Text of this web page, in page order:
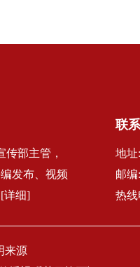
传部主管，
发布、视频
详细]
联
地址
邮编
热线
来源